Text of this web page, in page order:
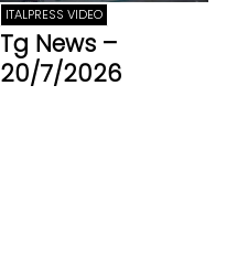
ITALPRESS VIDEO
Tg News –
20/7/2026